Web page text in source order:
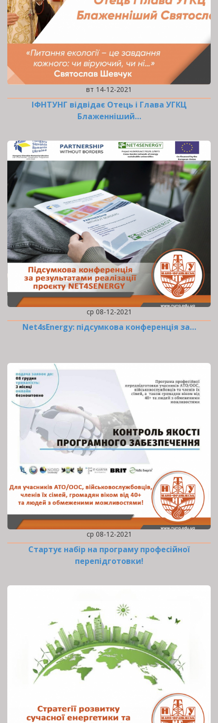
вт 14-12-2021
ІФНТУНГ відвідає Отець і Глава УГКЦ
Блаженніший…
ср 08-12-2021
Net4sEnergy: підсумкова конференція за…
ср 08-12-2021
Стартує набір на програму професійної
перепідготовки!